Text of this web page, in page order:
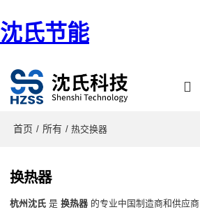
沈氏节能
首页 / 所有 / 热交换器
换热器
杭州沈氏 是换热器 的专业中国制造商和供应